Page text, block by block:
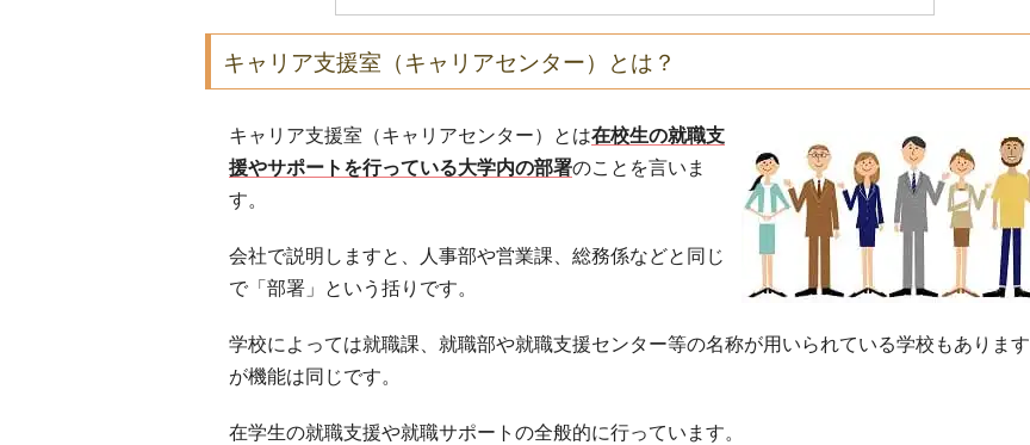
キャリア支援室（キャリアセンター）とは？
キャリア支援室（キャリアセンター）とは在校生の就職支
援やサポートを行っている大学内の部署のことを言いま
す。
会社で説明しますと、人事部や営業課、総務係などと同じ
で「部署」という括りです。
学校によっては就職課、就職部や就職支援センター等の名称が用いられている学校もあります
が機能は同じです。
在学生の就職支援や就職サポートの全般的に行っています。